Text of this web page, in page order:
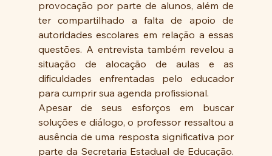
provocação por parte de alunos, além de
ter compartilhado a falta de apoio de
autoridades escolares em relação a essas
questões. A entrevista também revelou a
situação de alocação de aulas e as
dificuldades enfrentadas pelo educador
para cumprir sua agenda profissional.
Apesar de seus esforços em buscar
soluções e diálogo, o professor ressaltou a
ausência de uma resposta significativa por